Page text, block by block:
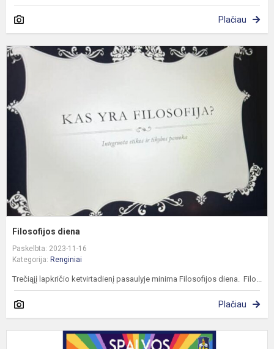
Plačiau
Filosofijos diena
Paskelbta: 2023-11-16
Kategorija: Renginiai
Trečiąjį lapkričio ketvirtadienį pasaulyje minima Filosofijos diena. Filo...
Plačiau